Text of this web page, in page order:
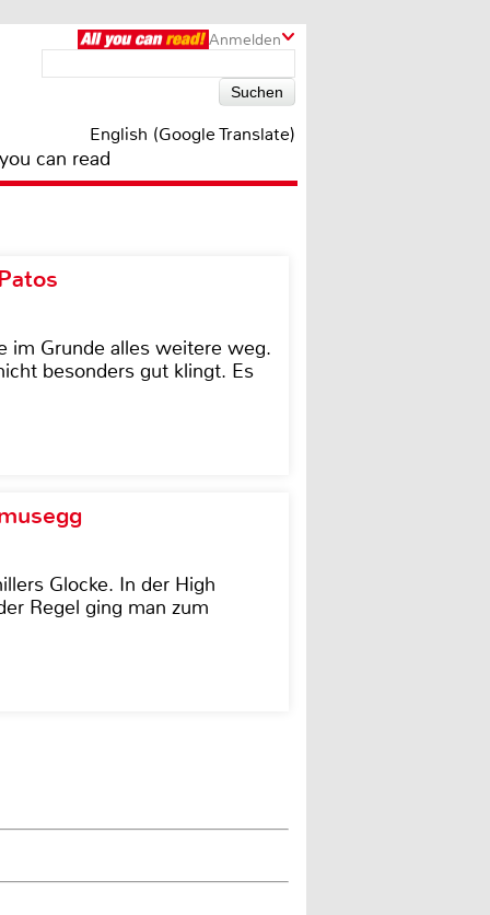
Anmelden
English (Google Translate)
can read
im Grunde alles weitere weg.
besonders gut klingt. Es
Glocke. In der High
Regel ging man zum